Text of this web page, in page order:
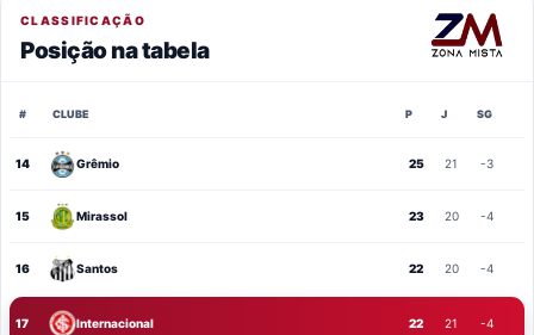
CLASSIFICAÇÃO
Posição na tabela
# CLUBE P J SG
14 Grêmio 25 21 -3
15 Mirassol 23 20 -4
16 Santos 22 20 -4
17 Internacional 22 21 -4